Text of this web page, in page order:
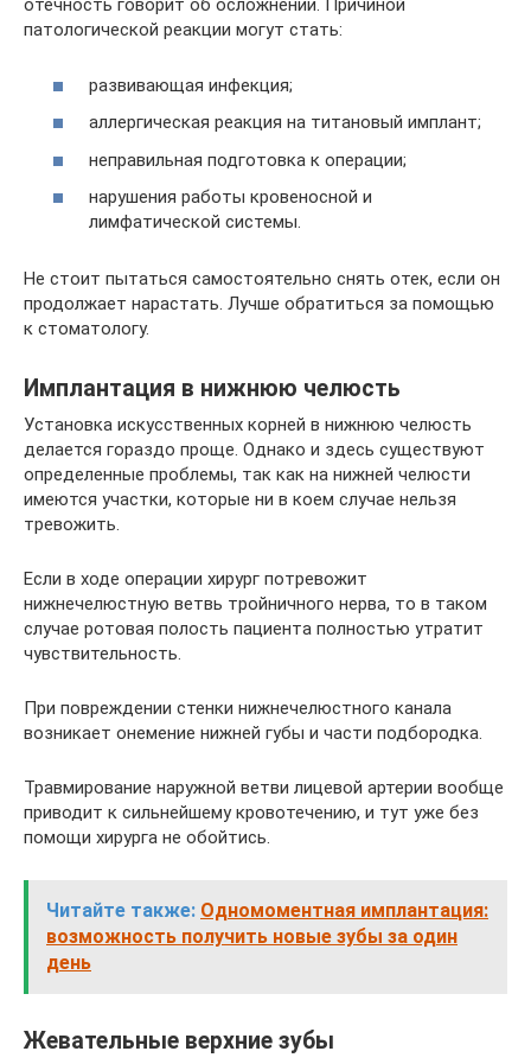
отечность говорит об осложнении. Причиной
патологической реакции могут стать:
развивающая инфекция;
аллергическая реакция на титановый имплант;
неправильная подготовка к операции;
нарушения работы кровеносной и
лимфатической системы.
Не стоит пытаться самостоятельно снять отек, если он
продолжает нарастать. Лучше обратиться за помощью
к стоматологу.
Имплантация в нижнюю челюсть
Установка искусственных корней в нижнюю челюсть
делается гораздо проще. Однако и здесь существуют
определенные проблемы, так как на нижней челюсти
имеются участки, которые ни в коем случае нельзя
тревожить.
Если в ходе операции хирург потревожит
нижнечелюстную ветвь тройничного нерва, то в таком
случае ротовая полость пациента полностью утратит
чувствительность.
При повреждении стенки нижнечелюстного канала
возникает онемение нижней губы и части подбородка.
Травмирование наружной ветви лицевой артерии вообще
приводит к сильнейшему кровотечению, и тут уже без
помощи хирурга не обойтись.
Читайте также: Одномоментная имплантация:
возможность получить новые зубы за один
день
Жевательные верхние зубы